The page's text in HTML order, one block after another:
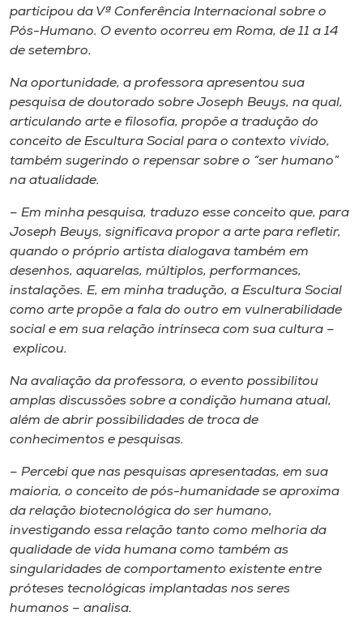
Selecione
participou da Vª Conferência Internacional sobre o
Pós-Humano. O evento ocorreu em Roma, de 11 a 14
de setembro.
Na oportunidade, a professora apresentou sua
pesquisa de doutorado sobre Joseph Beuys, na qual,
articulando arte e filosofia, propõe a tradução do
conceito de Escultura Social para o contexto vivido,
também sugerindo o repensar sobre o “ser humano”
na atualidade.
– Em minha pesquisa, traduzo esse conceito que, para
Joseph Beuys, significava propor a arte para refletir,
quando o próprio artista dialogava também em
desenhos, aquarelas, múltiplos, performances,
instalações. E, em minha tradução, a Escultura Social
como arte propõe a fala do outro em vulnerabilidade
social e em sua relação intrínseca com sua cultura –
explicou.
Na avaliação da professora, o evento possibilitou
amplas discussões sobre a condição humana atual,
além de abrir possibilidades de troca de
conhecimentos e pesquisas.
– Percebi que nas pesquisas apresentadas, em sua
maioria, o conceito de pós-humanidade se aproxima
da relação biotecnológica do ser humano,
investigando essa relação tanto como melhoria da
qualidade de vida humana como também as
singularidades de comportamento existente entre
próteses tecnológicas implantadas nos seres
humanos – analisa.